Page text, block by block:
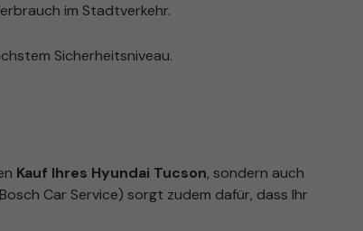
im Stadtverkehr.
Sicherheitsniveau.
Kauf Ihres Hyundai Tucson, sondern auch
Car Service) sorgt zudem dafür, dass Ihr